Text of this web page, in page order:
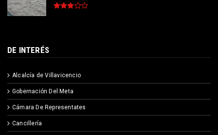
DE INTERÉS
Alcalcía de Villavicencio
Gobernación Del Meta
Cámara De Representates
Cancillería